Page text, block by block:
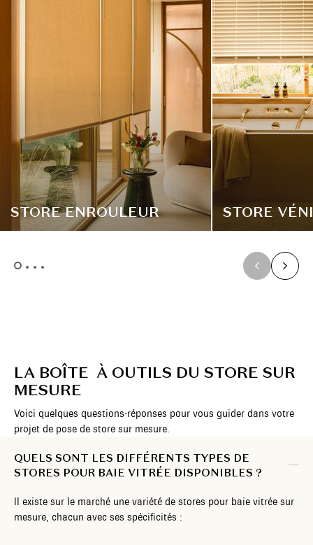
STORE ENROULEUR STORE
LA BOÎTE À OUTILS DU STORE SUR
MESURE
Voici quelques questions-réponses pour vous guider dans votre
projet de pose de store sur mesure.
QUELS SONT LES DIFFÉRENTS TYPES DE
STORES POUR BAIE VITRÉE DISPONIBLES ?
Il existe sur le marché une variété de stores pour baie vitrée sur
mesure, chacun avec ses spécificités :